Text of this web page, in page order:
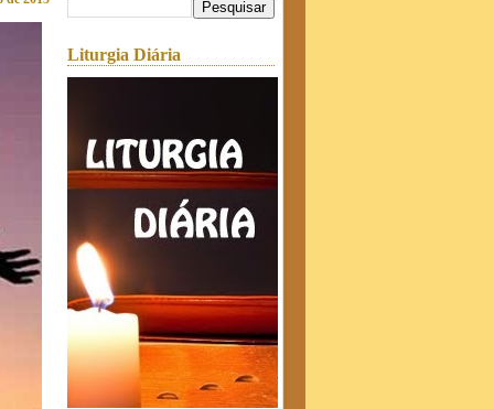
Liturgia Diária